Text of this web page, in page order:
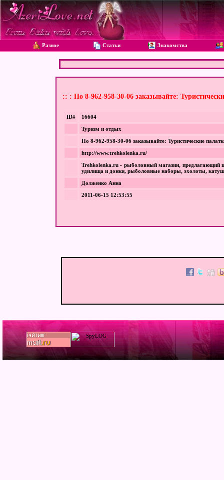
Разное Статьи Знакомства
:: : По 8-962-958-30-06 заказывайте:
ID#
16604
Туризм и отдых
По 8-962-958-30-06 заказывайте: Туристические
http://www.trehkolenka.ru/
Trehkolenka.ru - рыболовный магазин, предлагающий
удилища и донки, рыболовные наборы, эхолоты,
Долженко Анна
2011-06-15 12:53:55